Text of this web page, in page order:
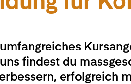
findest du
erfolgreich